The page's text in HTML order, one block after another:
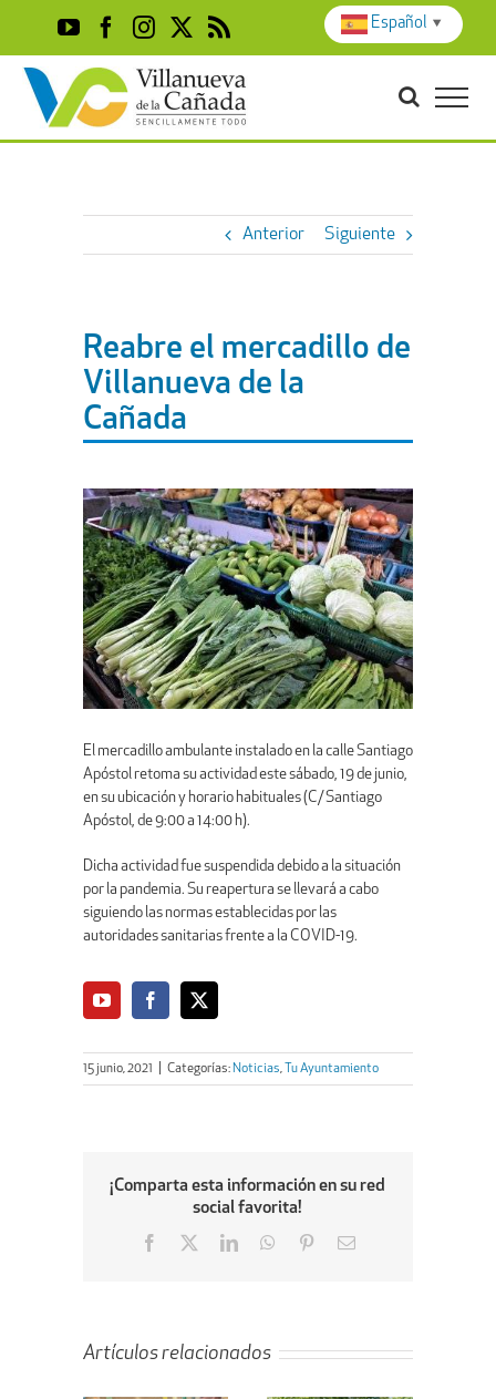
content
YouTubeFacebook
Instagram
X Rss
Anterior Siguiente
Reabre el mercadillo de
Villanueva de la
Cañada
El mercadillo ambulante instalado en la calle Santiago
Apóstol retoma su actividad este sábado, 19 de junio,
en su ubicación y horario habituales (C/ Santiago
Apóstol, de 9:00 a 14:00 h).
Dicha actividad fue suspendida debido a la situación
por la pandemia. Su reapertura se llevará a cabo
siguiendo las normas establecidas por las
autoridades sanitarias frente a la COVID-19.
15 junio, 2021 Categorías: Noticias, Tu Ayuntamiento
¡Comparta esta información en su red
social favorita!
Facebook
LinkedInWhatsApp
PinterestEmail
Artículos relacionados
Español ▼